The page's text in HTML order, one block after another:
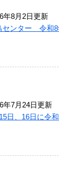
年8月2日更新
センター 令和
年7月24日更新
日、16日に令